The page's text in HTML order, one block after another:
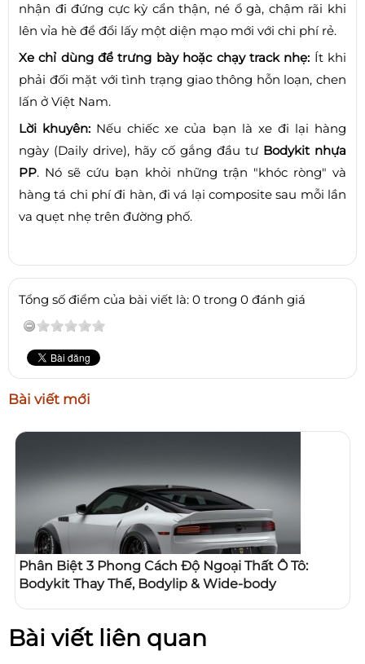
nhận đi đứng cực kỳ cẩn thận, né ổ gà, chậm rãi khi
lên vỉa hè để đổi lấy một diện mạo mới với chi phí rẻ.
Xe chỉ dùng để trưng bày hoặc chạy track nhẹ: Ít khi
phải đối mặt với tình trạng giao thông hỗn loạn, chen
lấn ở Việt Nam.
Lời khuyên: Nếu chiếc xe của bạn là xe đi lại hàng
ngày (Daily drive), hãy cố gắng đầu tư Bodykit nhựa
PP. Nó sẽ cứu bạn khỏi những trận "khóc ròng" và
hàng tá chi phí đi hàn, đi vá lại composite sau mỗi lần
va quẹt nhẹ trên đường phố.
Tổng số điểm của bài viết là: 0 trong 0 đánh giá
Bài viết mới
Phân Biệt 3 Phong Cách Độ Ngoại Thất Ô Tô:
Bodykit Thay Thế, Bodylip & Wide-body
Bài viết liên quan